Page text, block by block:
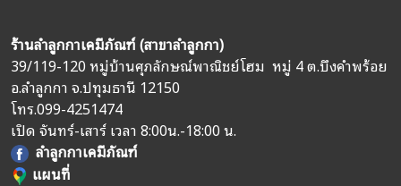
ร้านลำลูกกาเคมีภัณฑ์ (สาขาลำลูกกา)
39/119-120 หมู่บ้านศุภลักษณ์พาณิชย์โฮม หมู่ 4 ต.บึงคำพร้อย
อ.ลำลูกกา จ.ปทุมธานี 12150
โทร.099-4251474
เปิด จันทร์-เสาร์ เวลา 8:00น.-18:00 น.
ลำลูกกาเคมีภัณฑ์
แผนที่